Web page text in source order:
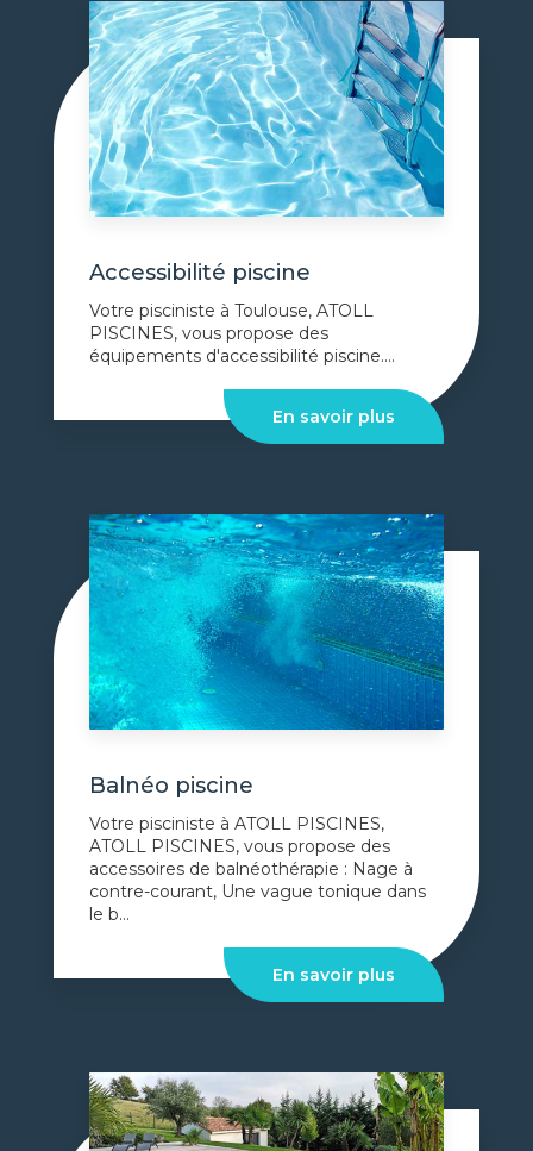
Accessibilité piscine
Votre pisciniste à Toulouse, ATOLL
PISCINES, vous propose des
équipements d'accessibilité piscine....
En savoir plus
Balnéo piscine
Votre pisciniste à ATOLL PISCINES,
ATOLL PISCINES, vous propose des
accessoires de balnéothérapie : Nage à
contre-courant, Une vague tonique dans
le b...
En savoir plus